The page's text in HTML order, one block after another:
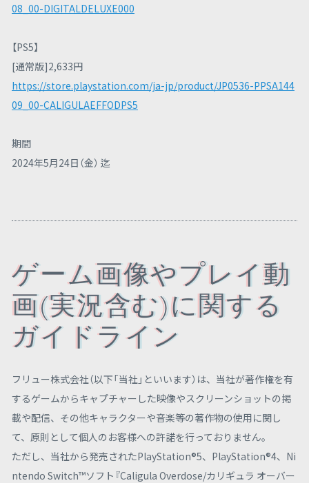
08_00-DIGITALDELUXE000
【PS5】
[通常版]2,633円
https://store.playstation.com/ja-jp/product/JP0536-PPSA144
09_00-CALIGULAEFFODPS5
期間
2024年5月24日（金） 迄
ゲーム画像やプレイ動
画(実況含む)に関する
ガイドライン
フリュー株式会社（以下「当社」といいます）は、当社が著作権を有
するゲームからキャプチャーした映像やスクリーンショットの掲
載や配信、その他キャラクターや音楽等の著作物の使用に関し
て、原則として個人のお客様への許諾を行っておりません。
ただし、当社から発売されたPlayStation®5、PlayStation®4、Ni
ntendo Switch™ソフト『Caligula Overdose/カリギュラ オーバー